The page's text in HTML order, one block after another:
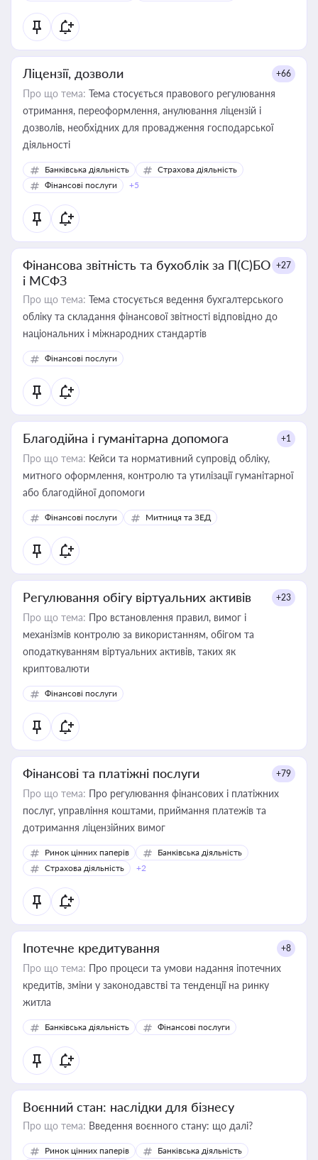
Ліцензії, дозволи +66
Про що тема: Тема стосується правового регулювання
отримання, переоформлення, анулювання ліцензій і
дозволів, необхідних для провадження господарської
діяльності
Банківська діяльність
Страхова діяльність
Фінансові послуги
+5
Фінансова звітність та бухоблік за П(С)БО
і МСФЗ
+27
Про що тема: Тема стосується ведення бухгалтерського
обліку та складання фінансової звітності відповідно до
національних і міжнародних стандартів
Фінансові послуги
Благодійна і гуманітарна допомога +1
Про що тема: Кейси та нормативний супровід обліку,
митного оформлення, контролю та утилізації гуманітарної
або благодійної допомоги
Фінансові послуги Митниця та ЗЕД
Регулювання обігу віртуальних активів +23
Про що тема: Про встановлення правил, вимог і
механізмів контролю за використанням, обігом та
оподаткуванням віртуальних активів, таких як
криптовалюти
Фінансові послуги
Фінансові та платіжні послуги +79
Про що тема: Про регулювання фінансових і платіжних
послуг, управління коштами, приймання платежів та
дотримання ліцензійних вимог
Ринок цінних паперів
Банківська діяльність
Страхова діяльність
+2
Іпотечне кредитування +8
Про що тема: Про процеси та умови надання іпотечних
кредитів, зміни у законодавстві та тенденції на ринку
житла
Банківська діяльність Фінансові послуги
Воєнний стан: наслідки для бізнесу
Про що тема: Введення воєнного стану: що далі?
Ринок цінних паперів
Банківська діяльність